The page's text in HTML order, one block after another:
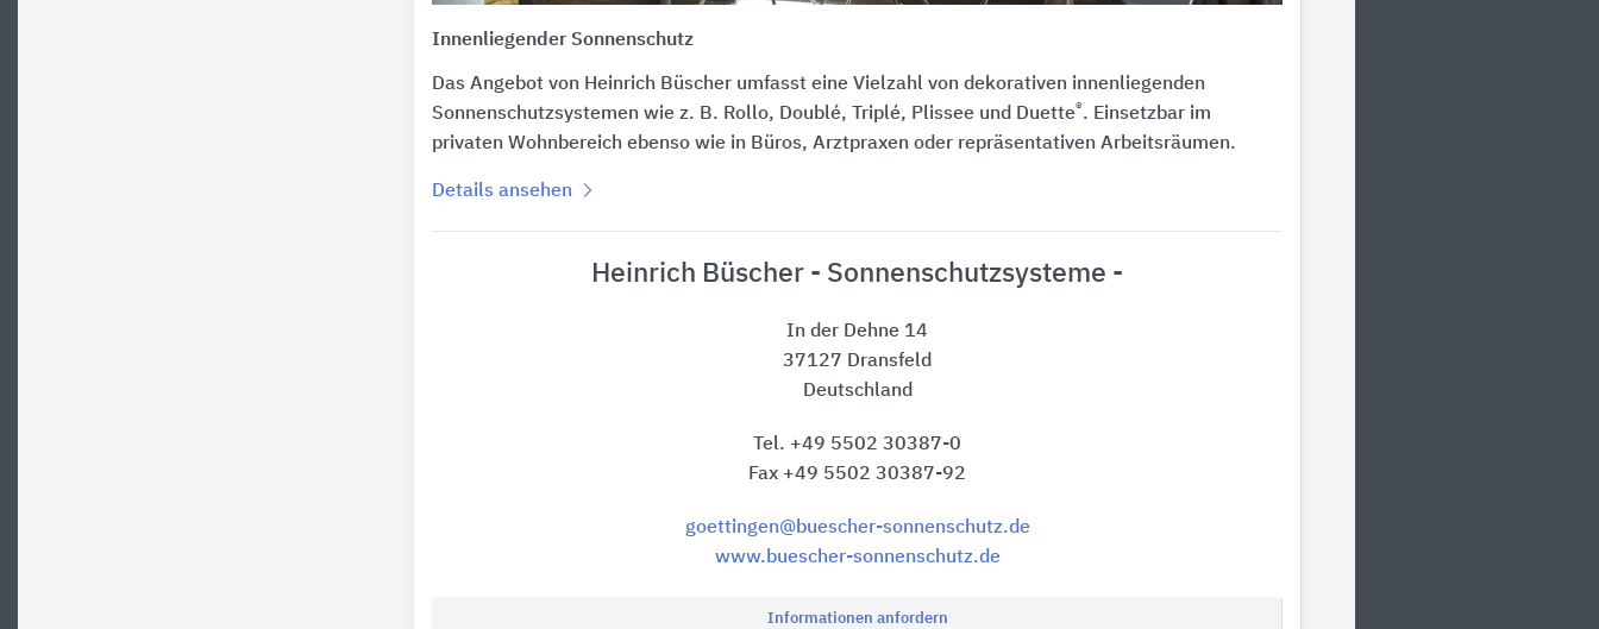
Innenliegender Sonnenschutz
Das Angebot von Heinrich Büscher umfasst eine Vielzahl von dekorativen innenliegenden
Sonnenschutzsystemen wie z. B. Rollo, Doublé, Triplé, Plissee und Duette®. Einsetzbar im
privaten Wohnbereich ebenso wie in Büros, Arztpraxen oder repräsentativen Arbeitsräumen.
Details ansehen
Heinrich Büscher - Sonnenschutzsysteme -
In der Dehne 14
37127 Dransfeld
Deutschland
Tel. +49 5502 30387-0
Fax +49 5502 30387-92
goettingen@buescher-sonnenschutz.de
www.buescher-sonnenschutz.de
Informationen anfordern